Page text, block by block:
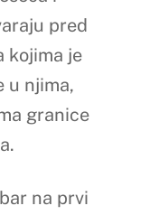
pred
kojima je
u njima,
granice
na prvi